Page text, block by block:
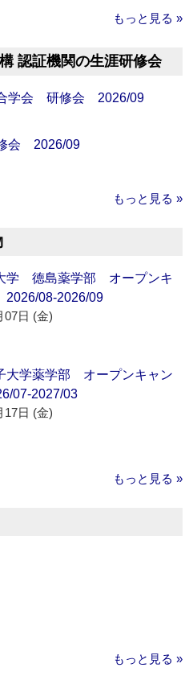
もっと見る »
認証機関の生涯研修会
合学会 研修会 2026/09
会 2026/09
もっと見る »
学 徳島薬学部 オープンキ
08-2026/09
07日 (金)
大学薬学部 オープンキャン
07-2027/03
17日 (金)
もっと見る »
もっと見る »